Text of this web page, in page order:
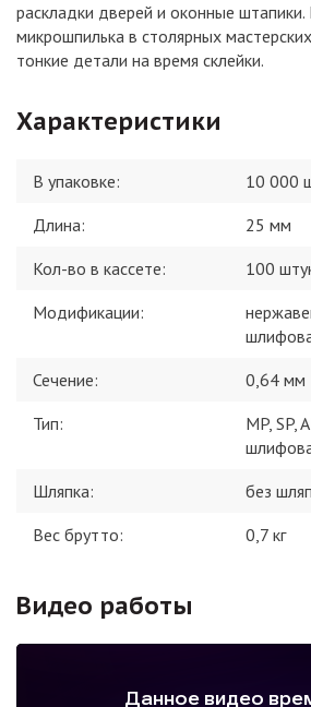
раскладки дверей и оконные штапики.
микрошпилька в столярных
тонкие детали на время склейки.
Характеристики
В упаковке:
10 000
Длина:
25 мм
Кол-во в кассете:
100
Модификации:
Сечение:
0,64 мм
Тип:
MP, SP,
Шляпка:
без
Вес брутто:
0,7 кг
Видео работы